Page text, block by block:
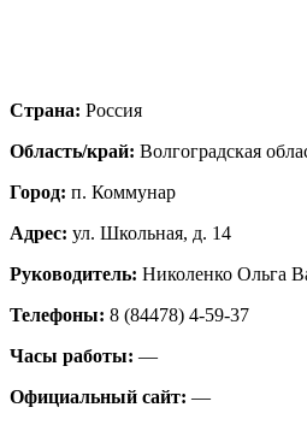
Страна: Россия
Область/край: Волгоградская
Город: п. Коммунар
Адрес: ул. Школьная, д. 14
Руководитель: Николенко Ольга
Телефоны: 8 (84478) 4-59-37
Часы работы: —
Официальный сайт: —